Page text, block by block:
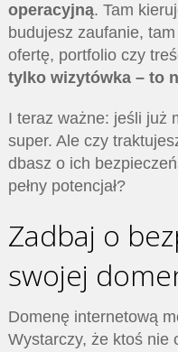
operacyjną. Tam
budujesz zaufanie,
ofertę, portfolio czy
tylko wizytówka – to
I teraz ważne: jeśli już
super. Ale czy
dbasz o ich
pełny potencjał?
Zadbaj o
swojej
Domenę internetową
Wystarczy, że ktoś nie